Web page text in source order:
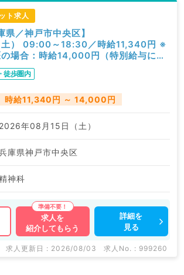
ト求人
／神戸市中央区】
） 09:00～18:30／時給11,340円 ※
場合：時給14,000円（特別給与につ
般外来／精神科
徒歩圏内
時給11,340円 ～ 14,000円
2026年08月15日（土）
庫県神戸市中央区
神科
求人を
紹介してもらう
詳細を
見る
求人更新日 : 2026/08/03 求人No. : 999260